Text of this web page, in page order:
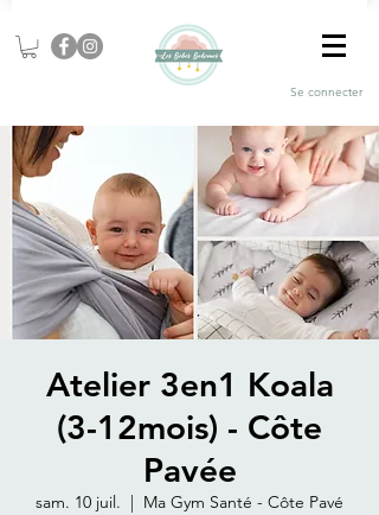
Se connecter
Atelier 3en1 Koala
(3-12mois) - Côte
Pavée
sam. 10 juil.
  |
Ma Gym Santé - Côte Pavé